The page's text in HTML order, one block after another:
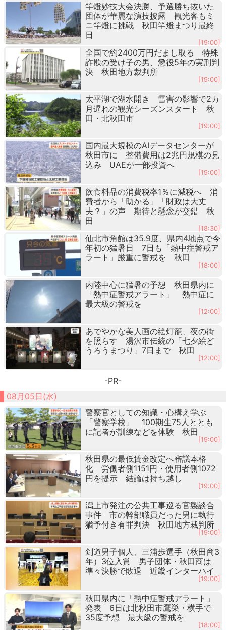
竿燈妙技大会決勝、予選勝ち抜いた
団体が華麗な演技披露 観光客もミ
ニ竿燈に挑戦 秋田竿燈まつり最終
日
[19:00]
全国で約2400万円だまし取る 特殊
詐欺の受け子の男、懲役5年の実刑判
決 秋田地方裁判所
[19:00]
太平湖で湖水開き 雪害の影響で2カ
月遅れの観光シーズンスタート 秋
田・北秋田市
[19:00]
国内最大規模のAIデータセンターが
秋田市に 整備費用は2兆円規模の見
込み UAEが一部投資へ
[19:00]
飲食料品の消費税率1％に減税へ 消
費者から「助かる」「財政は大丈
夫？」の声 期待と懸念が交錯 秋
田
[18:30]
仙北市角館は35.9度、県内4地点で今
年初の猛暑日 7日も「熱中症警戒ア
ラート」厳重に警戒を 秋田
[18:00]
内陸中心に猛暑の予想 秋田県内に
「熱中症警戒アラート」 熱中症に
最大級の警戒を
[12:00]
あでやかな美人画の絵灯籠、夜の街
を照らす 湯沢市伝統の「七夕絵ど
うろうまつり」7日まで 秋田
[12:00]
-PR-
08月05日(水)
警察官としての知識・心構え学ぶ
「警察学校」 100期生75人ととも
に記者が訓練などを体験 秋田
[19:00]
秋田県の最低賃金改定へ審議本格
化 労働者側1151円・使用者側1072
円を提示 結論は持ち越し
[19:00]
潟上市発注の公共工事巡る官製談合
事件 市の幹部職員だった男に執行
猶予付き有罪判決 秋田地方裁判所
[19:00]
剣道男子個人、三浦歩選手（秋田商3
年）3位入賞 男子団体・秋田商は
準々決勝で敗退 近畿インターハイ
[19:00]
秋田県内に「熱中症警戒アラート」
発表 6日は北秋田市鷹巣・横手で
35度予想 最大級の警戒を
[18:00]